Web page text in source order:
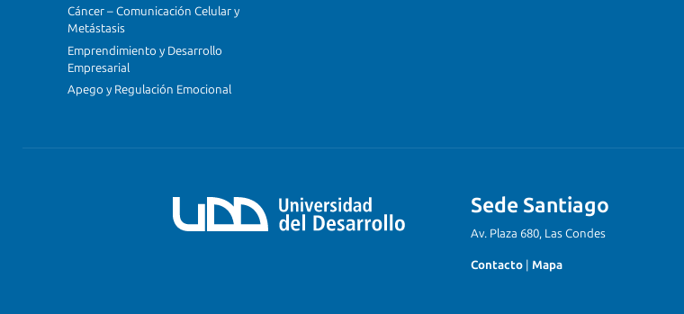
Cáncer – Comunicación Celular y
Metástasis
Emprendimiento y Desarrollo
Empresarial
Apego y Regulación Emocional
Sede Santiago
Av. Plaza 680, Las Condes
Contacto Mapa